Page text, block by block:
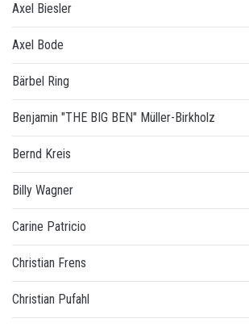
Axel Biesler
Axel Bode
Bärbel Ring
Benjamin "THE BIG BEN" Müller-Birkholz
Bernd Kreis
Billy Wagner
Carine Patricio
Christian Frens
Christian Pufahl